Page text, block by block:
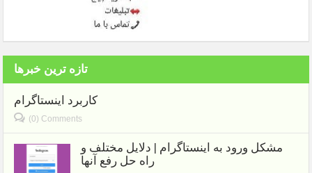
تازه ترین خبرها
کاربرد اینستاگرام
(0) Comments
مشکل ورود به اینستاگرام | دلایل مختلف و
راه حل رفع آنها